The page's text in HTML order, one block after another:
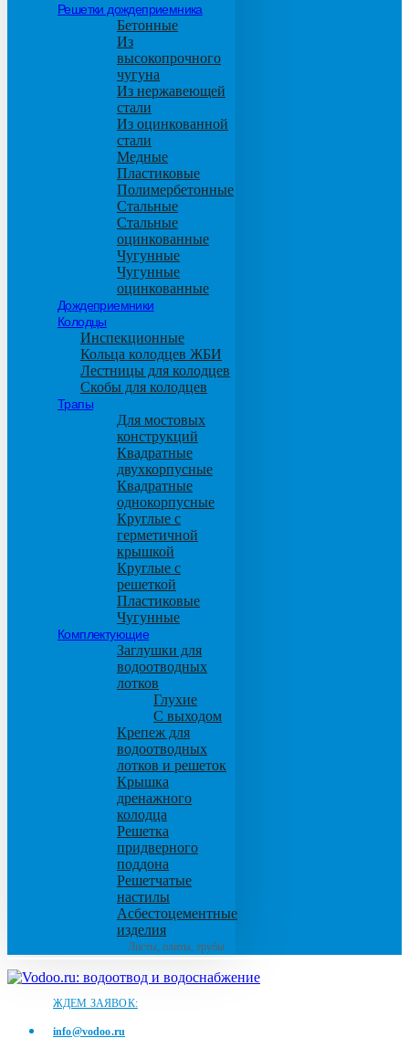
Решетки дождеприемника
Бетонные
Из
высокопрочного
чугуна
Из нержавеющей
стали
Из оцинкованной
стали
Медные
Пластиковые
Полимербетонные
Стальные
Стальные
оцинкованные
Чугунные
Чугунные
оцинкованные
Дождеприемники
Колодцы
Инспекционные
Кольца колодцев ЖБИ
Лестницы для колодцев
Скобы для колодцев
Трапы
Для мостовых
конструкций
Квадратные
двухкорпусные
Квадратные
однокорпусные
Круглые с
герметичной
крышкой
Круглые с
решеткой
Пластиковые
Чугунные
Комплектующие
Заглушки для
водоотводных
лотков
Глухие
С выходом
Крепеж для
водоотводных
лотков и решеток
Крышка
дренажного
колодца
Решетка
придверного
поддона
Решетчатые
настилы
Асбестоцементные
изделия
Листы, плиты, трубы
ЖДЕМ ЗАЯВОК:
info@vodoo.ru